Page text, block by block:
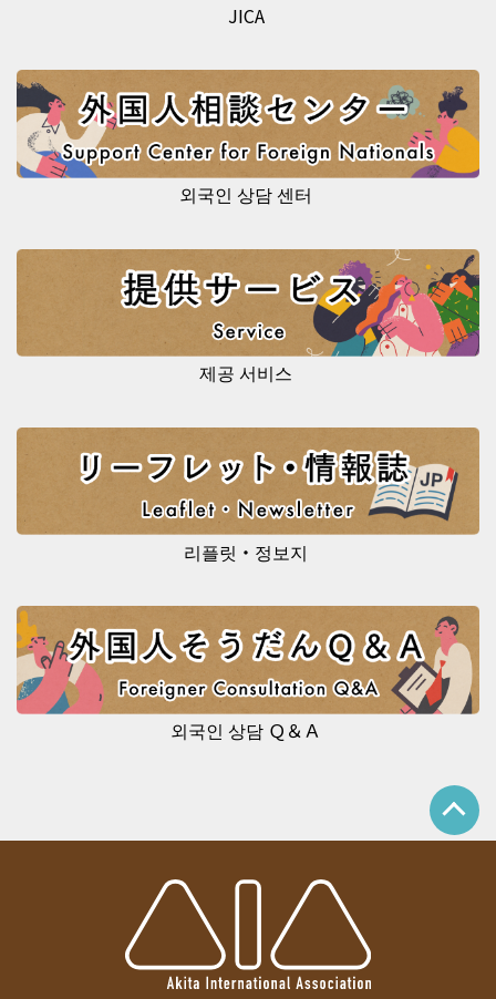
JICA
외국인 상담 센터
제공 서비스
리플릿・정보지
외국인 상담 Ｑ＆Ａ